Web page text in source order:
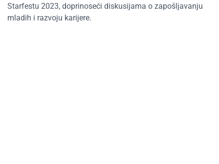
Starfestu 2023, doprinoseći diskusijama o zapošljavanju
mladih i razvoju karijere.